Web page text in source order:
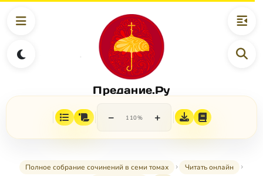
Предание.Ру
− 110% +
Полное собрание сочинений в семи томах
Читать онлайн